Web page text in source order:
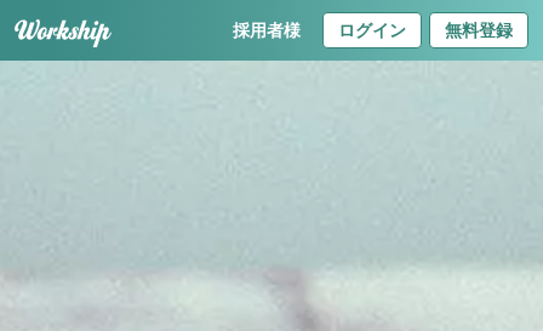
採用者様 ログイン 無料登録